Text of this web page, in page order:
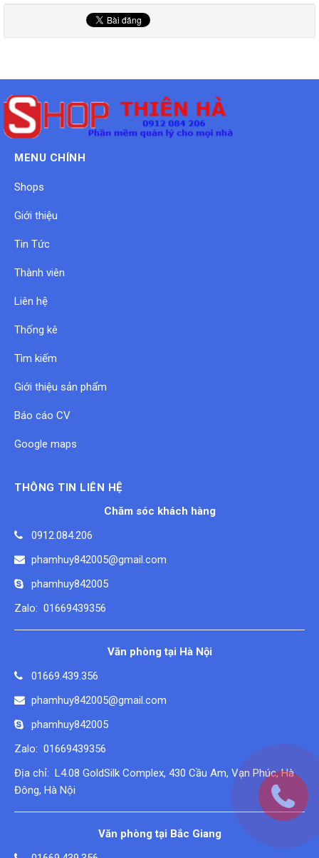
MENU CHÍNH
Shops
Giới thiệu
Tin Tức
Thành viên
Liên hệ
Thống kê
Tìm kiếm
Giới thiệu sản phẩm
Báo cáo CV
Google maps
THÔNG TIN LIÊN HỆ
Chăm sóc khách hàng
0912.084.206
phamhuy842005@gmail.com
phamhuy842005
Zalo: 01669439356
Văn phòng tại Hà Nội
01669.439.356
phamhuy842005@gmail.com
phamhuy842005
Zalo: 01669439356
Địa chỉ: L4.08 GoldSilk Complex, 430 Cầu Am, Vạn Phúc, Hà
Đông, Hà Nội
Văn phòng tại Bắc Giang